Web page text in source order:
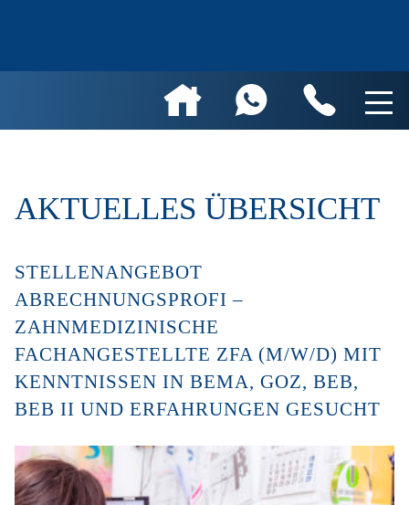
AKTUELLES ÜBERSICHT
STELLENANGEBOT
ABRECHNUNGSPROFI –
ZAHNMEDIZINISCHE
FACHANGESTELLTE ZFA (M/W/D) MIT
KENNTNISSEN IN BEMA, GOZ, BEB,
BEB II UND ERFAHRUNGEN GESUCHT